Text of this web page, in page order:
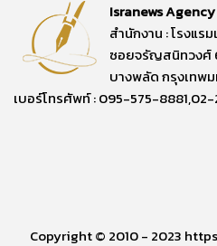
Isranews
สำนักงาน : โรงแร
ซอยจรัญสนิทวงศ์
บางพลัด กรุงเทพ
เบอร์โทรศัพท์ : 095-575-8881,02-
Copyright © 2010 - 2023